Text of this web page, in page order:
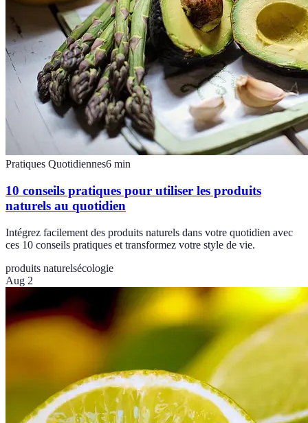
Pratiques Quotidiennes6 min
10 conseils pratiques pour utiliser les produits
naturels au quotidien
Intégrez facilement des produits naturels dans votre quotidien avec
ces 10 conseils pratiques et transformez votre style de vie.
produits naturelsécologie
Aug 2